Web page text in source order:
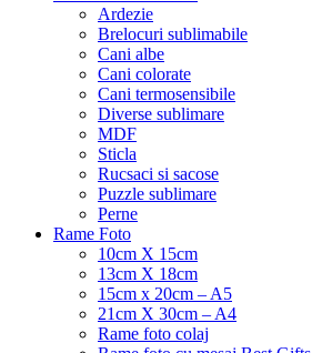
Ardezie
Brelocuri sublimabile
Cani albe
Cani colorate
Cani termosensibile
Diverse sublimare
MDF
Sticla
Rucsaci si sacose
Puzzle sublimare
Perne
Rame Foto
10cm X 15cm
13cm X 18cm
15cm x 20cm – A5
21cm X 30cm – A4
Rame foto colaj